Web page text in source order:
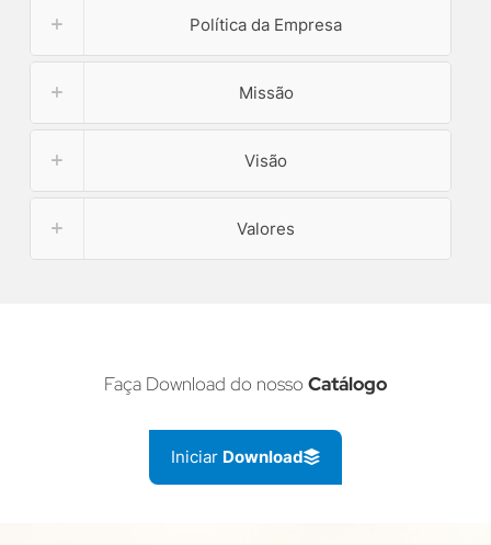
Política da Empresa
Missão
Visão
Valores
Faça Download do nosso Catálogo
Iniciar Download